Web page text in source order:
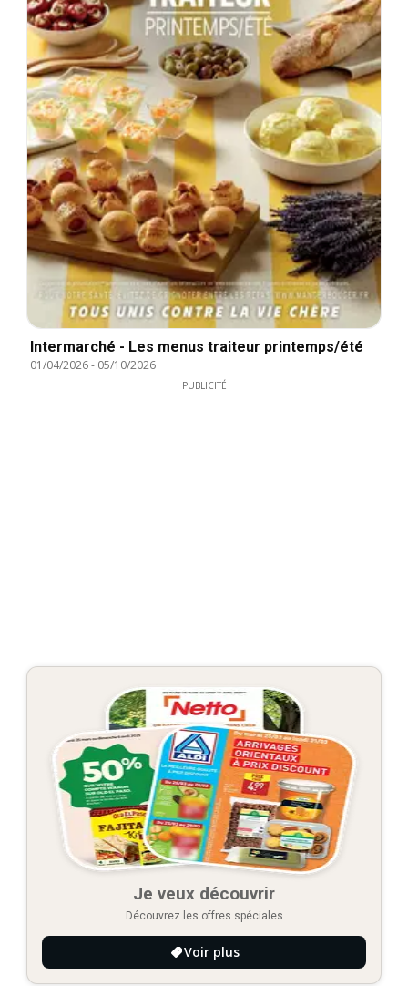
Intermarché - Les menus traiteur printemps/été
01/04/2026- 05/10/2026
PUBLICITÉ
Je veux découvrir
Découvrez les offres spéciales
Voir plus